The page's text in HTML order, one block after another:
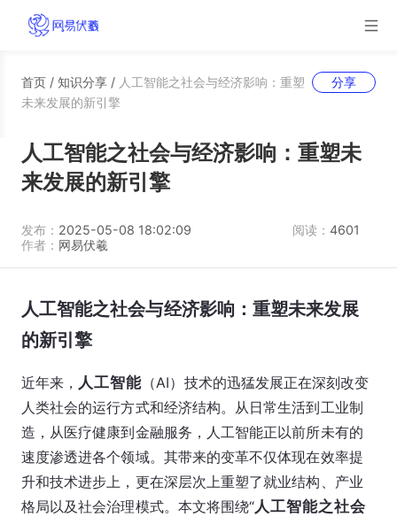
首页 / 知识分享 / 人工智能之社会与经济影响：重塑
未来发展的新引擎
分享
人工智能之社会与经济影响：重塑未
来发展的新引擎
发布： 2025-05-08 18:02:09 阅读：4601
作者： 网易伏羲
人工智能之社会与经济影响：重塑未来发展
的新引擎
近年来， 人工智能 （AI）技术的迅猛发展正在深刻改变
人类社会的运行方式和经济结构。从日常生活到工业制
造，从医疗健康到金融服务，人工智能正以前所未有的
速度渗透进各个领域。其带来的变革不仅体现在效率提
升和技术进步上，更在深层次上重塑了就业结构、产业
格局以及社会治理模式。本文将围绕“人工智能之社会